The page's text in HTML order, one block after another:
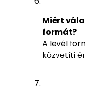
Miért
formát?
A levél
közvetíti